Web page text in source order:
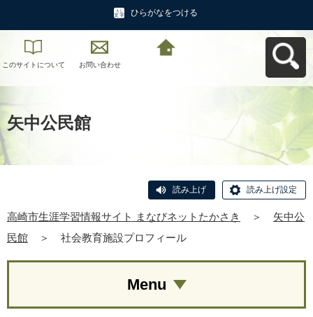
ひらがなをつける
このサイトについて お問い合わせ
矢中公民館
読み上げ 読み上げ設定
高崎市生涯学習情報サイト まなびネットたかさき ＞
矢中公
民館
＞ 社会教育施設プロフィール
Menu